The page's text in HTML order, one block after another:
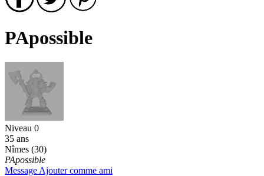
PApossible
Niveau 0
35 ans
Nîmes (30)
PApossible
Message Ajouter comme ami